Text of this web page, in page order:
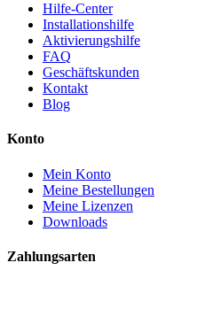
Hilfe-Center
Installationshilfe
Aktivierungshilfe
FAQ
Geschäftskunden
Kontakt
Blog
Konto
Mein Konto
Meine Bestellungen
Meine Lizenzen
Downloads
Zahlungsarten